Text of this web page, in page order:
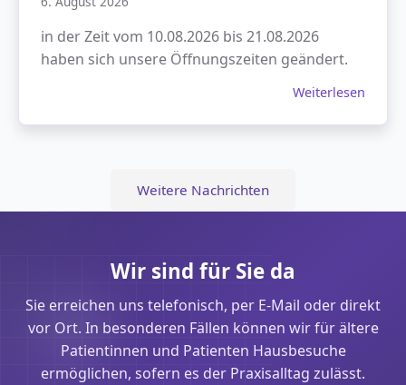
in der Zeit vom 10.08.2026 bis 21.08.2026
haben sich unsere Öffnungszeiten geändert.
Weiterlesen
Weitere Nachrichten
Wir sind für Sie da
Sie erreichen uns telefonisch, per E-Mail oder direkt
vor Ort. In besonderen Fällen können wir für ältere
Patientinnen und Patienten Hausbesuche
ermöglichen, sofern es der Praxisalltag zulässt.